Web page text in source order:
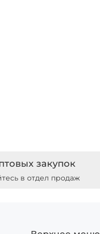
закупок
в отдел продаж